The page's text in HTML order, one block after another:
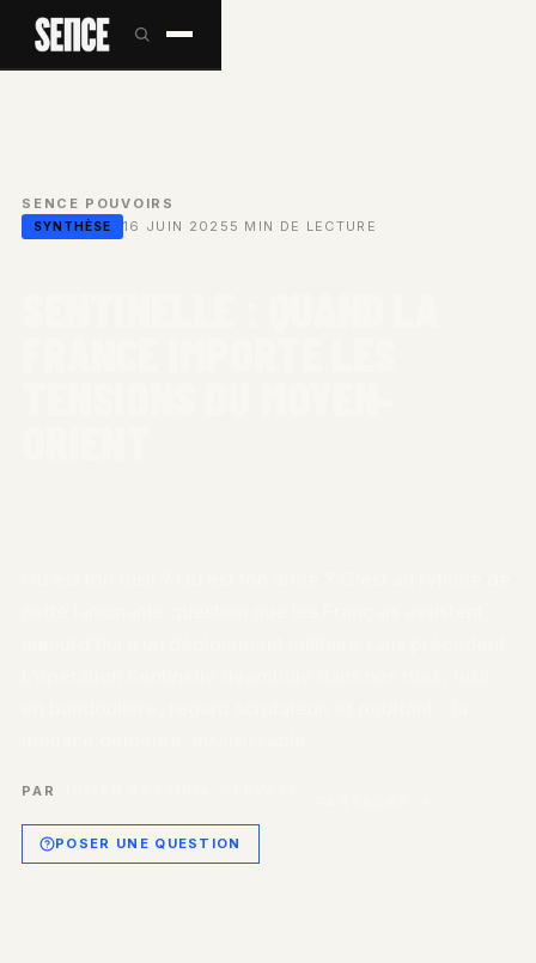
SENCE POUVOIRS
SYNTHÈSE 16 JUIN 2025 5 MIN DE LECTURE
PAR
POSER UNE QUESTION